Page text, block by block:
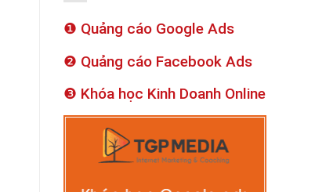
❶ Quảng cáo Google Ads
❷ Quảng cáo Facebook Ads
❸ Khóa học Kinh Doanh Online